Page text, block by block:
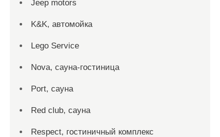
Jeep motors
K&K, автомойка
Lego Service
Nova, сауна-гостиница
Port, сауна
Red сlub, сауна
Respect, гостиничный комплекс